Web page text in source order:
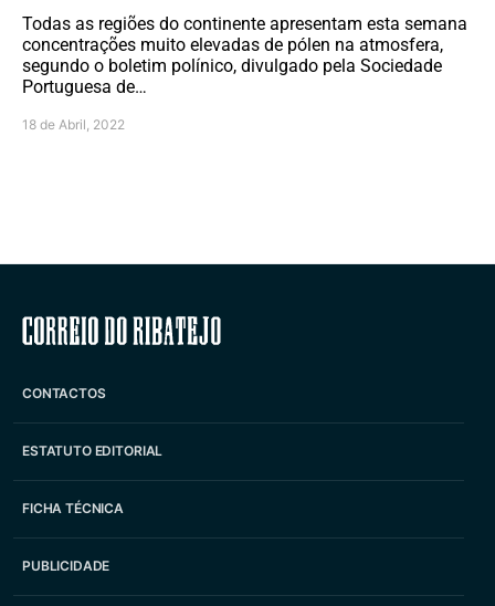
Todas as regiões do continente apresentam esta semana
concentrações muito elevadas de pólen na atmosfera,
segundo o boletim polínico, divulgado pela Sociedade
Portuguesa de…
18 de Abril, 2022
Correio do Ribatejo
CONTACTOS
ESTATUTO EDITORIAL
FICHA TÉCNICA
PUBLICIDADE